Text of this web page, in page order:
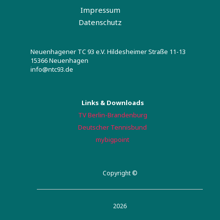
Impressum
Datenschutz
Neuenhagener TC 93 e.V. Hildesheimer Straße 11-13
15366 Neuenhagen
info@ntc93.de
Links & Downloads
TV Berlin-Brandenburg
Deutscher Tennisbund
mybigpoint
Copyright ©
2026